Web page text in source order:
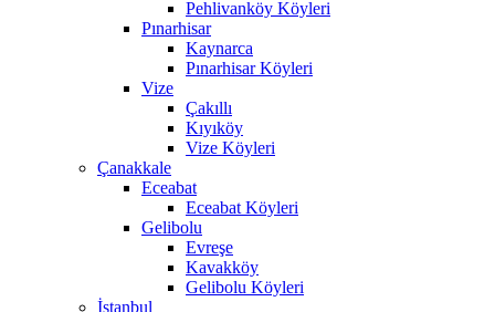
Pehlivanköy Köyleri
Pınarhisar
Kaynarca
Pınarhisar Köyleri
Vize
Çakıllı
Kıyıköy
Vize Köyleri
Çanakkale
Eceabat
Eceabat Köyleri
Gelibolu
Evreşe
Kavakköy
Gelibolu Köyleri
İstanbul